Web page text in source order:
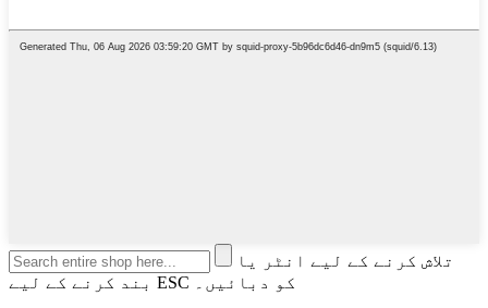
تلاش کرنے کے لیے انٹر یا
بند کرنے کے لیے ESC کو دبائیں۔